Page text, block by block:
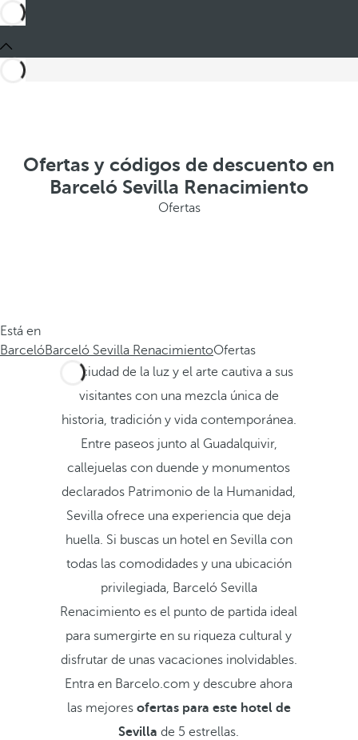
Ofertas y códigos de descuento en
Barceló Sevilla Renacimiento
Ofertas
Está en
BarcelóBarceló Sevilla RenacimientoOfertas
La ciudad de la luz y el arte cautiva a sus
visitantes con una mezcla única de
historia, tradición y vida contemporánea.
Entre paseos junto al Guadalquivir,
callejuelas con duende y monumentos
declarados Patrimonio de la Humanidad,
Sevilla ofrece una experiencia que deja
huella. Si buscas un hotel en Sevilla con
todas las comodidades y una ubicación
privilegiada, Barceló Sevilla
Renacimiento es el punto de partida ideal
para sumergirte en su riqueza cultural y
disfrutar de unas vacaciones inolvidables.
Entra en Barcelo.com y descubre ahora
las mejoresofertas para este hotel de
Sevilla de 5 estrellas.